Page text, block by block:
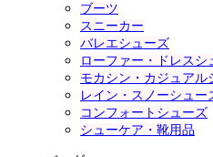
ブーツ
スニーカー
バレエシューズ
ローファー・ドレスシ
モカシン・カジュアル
レイン・スノーシュー
コンフォートシューズ
シューケア・靴用品